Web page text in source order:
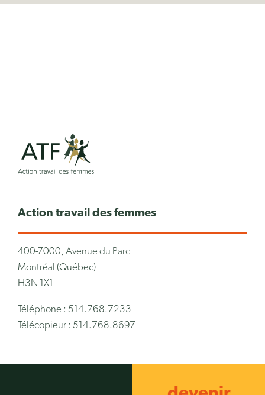
Action travail des femmes
400-7000, Avenue du Parc
Montréal (Québec)
H3N 1X1
Téléphone : 514.768.7233
Télécopieur : 514.768.8697